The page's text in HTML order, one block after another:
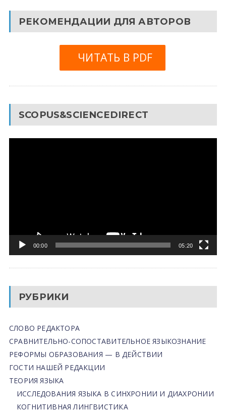
РЕКОМЕНДАЦИИ ДЛЯ АВТОРОВ
ЧИТАТЬ В PDF
SCOPUS&SCIENCEDIRECT
00:00 05:20
РУБРИКИ
СЛОВО РЕДАКТОРА
СРАВНИТЕЛЬНО-СОПОСТАВИТЕЛЬНОЕ ЯЗЫКОЗНАНИЕ
РЕФОРМЫ ОБРАЗОВАНИЯ — В ДЕЙСТВИИ
ГОСТИ НАШЕЙ РЕДАКЦИИ
ТЕОРИЯ ЯЗЫКА
ИССЛЕДОВАНИЯ ЯЗЫКА В СИНХРОНИИ И ДИАХРОНИИ
КОГНИТИВНАЯ ЛИНГВИСТИКА